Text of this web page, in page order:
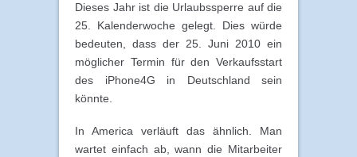
Dieses Jahr ist die Urlaubssperre auf die
25. Kalenderwoche gelegt. Dies würde
bedeuten, dass der 25. Juni 2010 ein
möglicher Termin für den Verkaufsstart
des iPhone4G in Deutschland sein
könnte.
In America verläuft das ähnlich. Man
wartet einfach ab, wann die Mitarbeiter